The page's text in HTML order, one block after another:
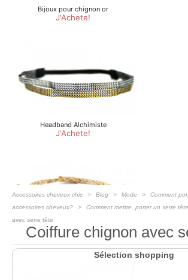
Accessoires cheveux chic Blog Mode
Comment
accessoires cheveux?
Comment mettre, porter un serre
avec serre tête
Coiffure chignon avec
Sélection shopping